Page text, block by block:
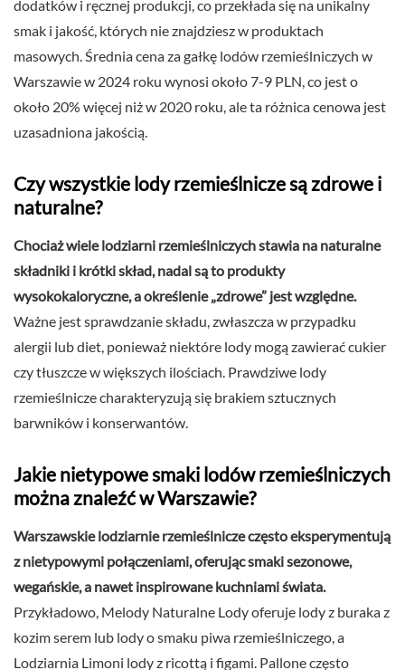
dodatków i ręcznej produkcji, co przekłada się na unikalny
smak i jakość, których nie znajdziesz w produktach
masowych. Średnia cena za gałkę lodów rzemieślniczych w
Warszawie w 2024 roku wynosi około 7-9 PLN, co jest o
około 20% więcej niż w 2020 roku, ale ta różnica cenowa jest
uzasadniona jakością.
Czy wszystkie lody rzemieślnicze są zdrowe i
naturalne?
Chociaż wiele lodziarni rzemieślniczych stawia na naturalne
składniki i krótki skład, nadal są to produkty
wysokokaloryczne, a określenie „zdrowe” jest względne.
Ważne jest sprawdzanie składu, zwłaszcza w przypadku
alergii lub diet, ponieważ niektóre lody mogą zawierać cukier
czy tłuszcze w większych ilościach. Prawdziwe lody
rzemieślnicze charakteryzują się brakiem sztucznych
barwników i konserwantów.
Jakie nietypowe smaki lodów rzemieślniczych
można znaleźć w Warszawie?
Warszawskie lodziarnie rzemieślnicze często eksperymentują
z nietypowymi połączeniami, oferując smaki sezonowe,
wegańskie, a nawet inspirowane kuchniami świata.
Przykładowo, Melody Naturalne Lody oferuje lody z buraka z
kozim serem lub lody o smaku piwa rzemieślniczego, a
Lodziarnia Limoni lody z ricottą i figami. Pallone często